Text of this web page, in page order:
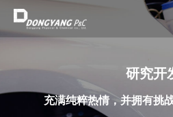
研究开
充满纯粹热情，并拥有挑